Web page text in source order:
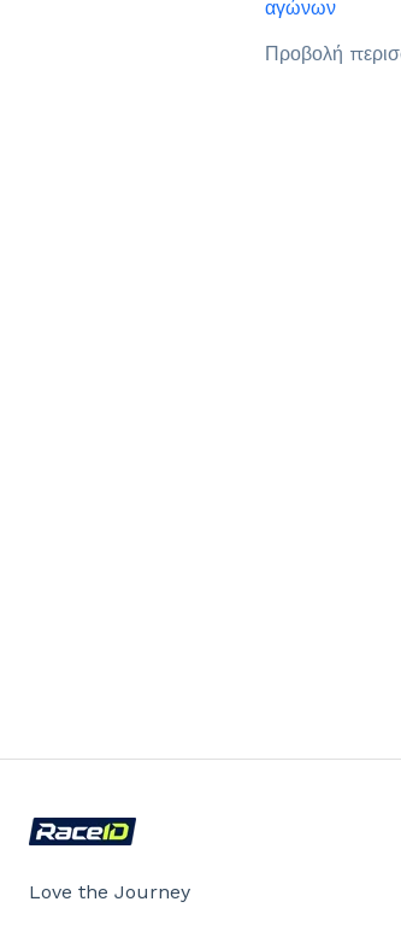
αγώνων
Προβολή
Love the Journey